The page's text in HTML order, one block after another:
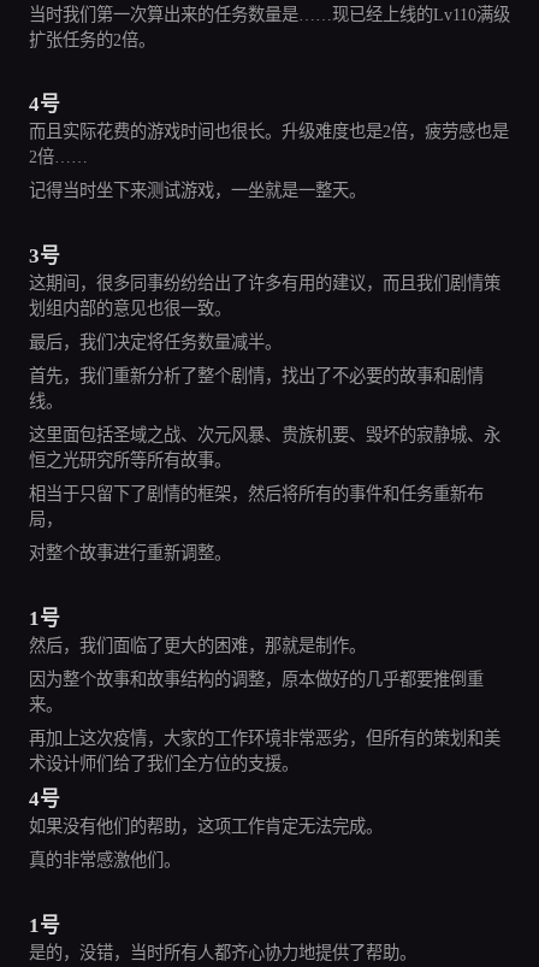
当时我们第一次算出来的任务数量是……现已经上线的Lv110满级
扩张任务的2倍。
4号
而且实际花费的游戏时间也很长。升级难度也是2倍，疲劳感也是
2倍……
记得当时坐下来测试游戏，一坐就是一整天。
3号
这期间，很多同事纷纷给出了许多有用的建议，而且我们剧情策
划组内部的意见也很一致。
最后，我们决定将任务数量减半。
首先，我们重新分析了整个剧情，找出了不必要的故事和剧情
线。
这里面包括圣域之战、次元风暴、贵族机要、毁坏的寂静城、永
恒之光研究所等所有故事。
相当于只留下了剧情的框架，然后将所有的事件和任务重新布
局，
对整个故事进行重新调整。
1号
然后，我们面临了更大的困难，那就是制作。
因为整个故事和故事结构的调整，原本做好的几乎都要推倒重
来。
再加上这次疫情，大家的工作环境非常恶劣，但所有的策划和美
术设计师们给了我们全方位的支援。
4号
如果没有他们的帮助，这项工作肯定无法完成。
真的非常感激他们。
1号
是的，没错，当时所有人都齐心协力地提供了帮助。